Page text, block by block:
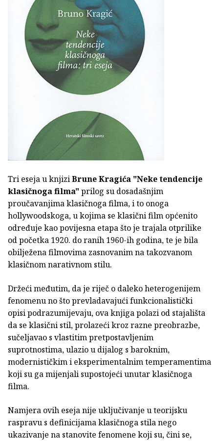
Tri eseja u knjiziBrune Kragića "Neke tendencije
klasičnoga filma" prilog su dosadašnjim
proučavanjima klasičnoga filma, i to onoga
hollywoodskoga, u kojima se klasični film općenito
određuje kao povijesna etapa što je trajala otprilike
od početka 1920. do ranih 1960-ih godina, te je bila
obilježena filmovima zasnovanim na takozvanom
klasičnom narativnom stilu.
Držeći međutim, da je riječ o daleko heterogenijem
fenomenu no što prevladavajući funkcionalistički
opisi podrazumijevaju, ova knjiga polazi od stajališta
da se klasični stil, prolazeći kroz razne preobrazbe,
sučeljavao s vlastitim pretpostavljenim
suprotnostima, ulazio u dijalog s baroknim,
modernističkim i eksperimentalnim temperamentima
koji su ga mijenjali supostojeći unutar klasičnoga
filma.
Namjera ovih eseja nije uključivanje u teorijsku
raspravu s definicijama klasičnoga stila nego
ukazivanje na stanovite fenomene koji su, čini se,